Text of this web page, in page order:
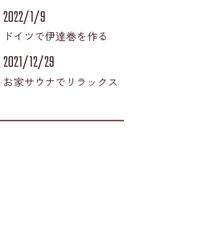
2022/1/9
ドイツで伊達巻を作る
2021/12/29
お家サウナでリラックス